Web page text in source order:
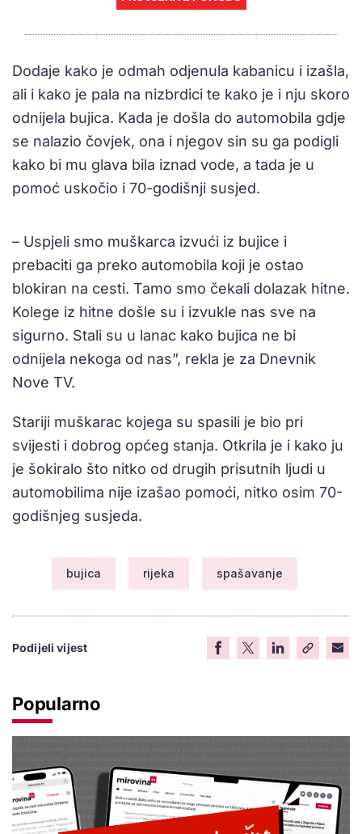
Dodaje kako je odmah odjenula kabanicu i izašla,
ali i kako je pala na nizbrdici te kako je i nju skoro
odnijela bujica. Kada je došla do automobila gdje
se nalazio čovjek, ona i njegov sin su ga podigli
kako bi mu glava bila iznad vode, a tada je u
pomoć uskočio i 70-godišnji susjed.
– Uspjeli smo muškarca izvući iz bujice i
prebaciti ga preko automobila koji je ostao
blokiran na cesti. Tamo smo čekali dolazak hitne.
Kolege iz hitne došle su i izvukle nas sve na
sigurno. Stali su u lanac kako bujica ne bi
odnijela nekoga od nas”, rekla je za Dnevnik
Nove TV.
Stariji muškarac kojega su spasili je bio pri
svijesti i dobrog općeg stanja. Otkrila je i kako ju
je šokiralo što nitko od drugih prisutnih ljudi u
automobilima nije izašao pomoći, nitko osim 70-
godišnjeg susjeda.
bujica rijeka spašavanje
Podijeli vijest
Popularno